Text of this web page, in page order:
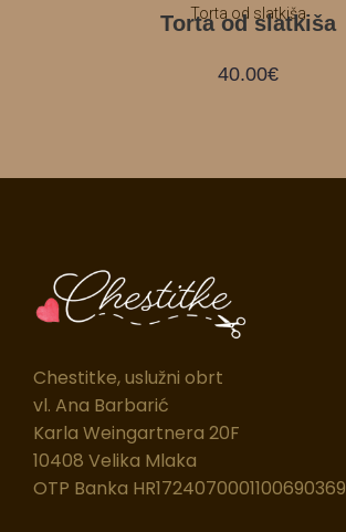
Torta od slatkiša
Torta od slatkiša
40.00€
Chestitke, uslužni obrt
vl. Ana Barbarić
Karla Weingartnera 20F
10408 Velika Mlaka
OTP Banka HR1724070001100690369